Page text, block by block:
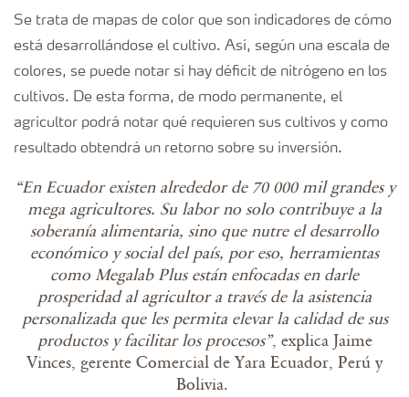
Se trata de mapas de color que son indicadores de cómo
está desarrollándose el cultivo. Así, según una escala de
colores, se puede notar si hay déficit de nitrógeno en los
cultivos. De esta forma, de modo permanente, el
agricultor podrá notar qué requieren sus cultivos y como
resultado obtendrá un retorno sobre su inversión.
“En Ecuador existen alrededor de 70 000 mil grandes y
mega agricultores. Su labor no solo contribuye a la
soberanía alimentaria, sino que nutre el desarrollo
económico y social del país, por eso, herramientas
como Megalab Plus están enfocadas en darle
prosperidad al agricultor a través de la asistencia
personalizada que les permita elevar la calidad de sus
productos y facilitar los procesos”, explica Jaime
Vinces, gerente Comercial de Yara Ecuador, Perú y
Bolivia.